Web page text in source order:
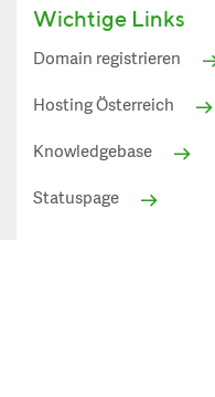
Wichtige Links
Domain registrieren
Hosting Österreich
Knowledgebase
Statuspage